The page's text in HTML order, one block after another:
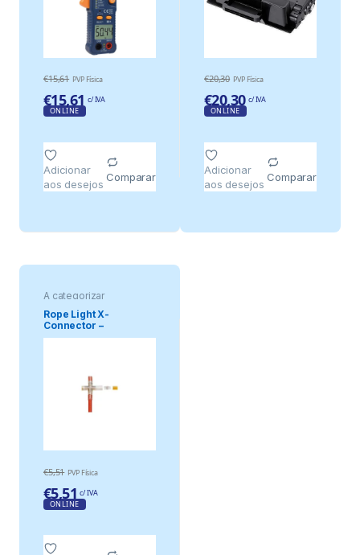
€15,61 PVP Física
€15,61 c/ IVA
ONLINE
Adicionar
aos desejos
Comparar
€20,30 PVP Física
€20,30 c/ IVA
ONLINE
Adicionar
aos desejos
Comparar
A categorizar
Rope Light X-
Connector –
Waterproof
€5,51 PVP Física
€5,51 c/ IVA
ONLINE